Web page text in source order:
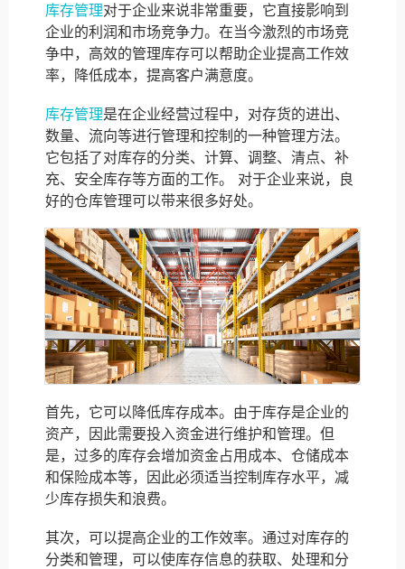
库存管理对于企业来说非常重要，它直接影响到
企业的利润和市场竞争力。在当今激烈的市场竞
争中，高效的管理库存可以帮助企业提高工作效
率，降低成本，提高客户满意度。
库存管理是在企业经营过程中，对存货的进出、
数量、流向等进行管理和控制的一种管理方法。
它包括了对库存的分类、计算、调整、清点、补
充、安全库存等方面的工作。 对于企业来说，良
好的仓库管理可以带来很多好处。
首先，它可以降低库存成本。由于库存是企业的
资产，因此需要投入资金进行维护和管理。但
是，过多的库存会增加资金占用成本、仓储成本
和保险成本等，因此必须适当控制库存水平，减
少库存损失和浪费。
其次，可以提高企业的工作效率。通过对库存的
分类和管理，可以使库存信息的获取、处理和分